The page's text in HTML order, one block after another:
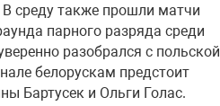
среду также прошли матчи
парного разряда среди
разобрался с польской
белорускам предстоит
Бартусек и Ольги Голас.